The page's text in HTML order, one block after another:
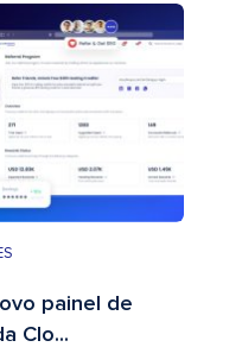
painel de
Clo...